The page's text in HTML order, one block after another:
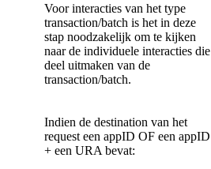
Voor interacties van het type
transaction/batch is het in deze
stap noodzakelijk om te kijken
naar de individuele interacties die
deel uitmaken van de
transaction/batch.
Indien de destination van het
request een appID OF een appID
+ een URA bevat: